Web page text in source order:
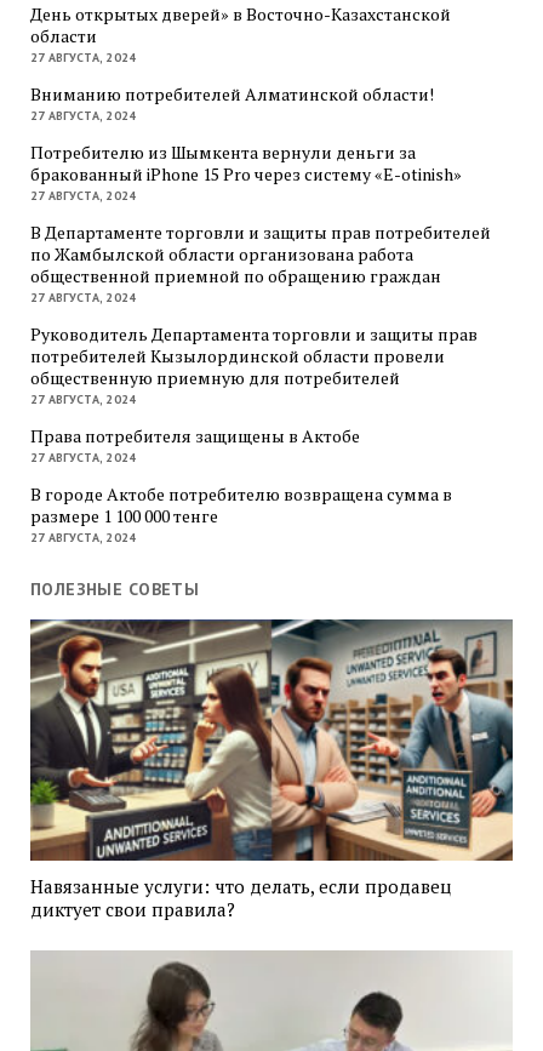
День открытых дверей» в Восточно-Казахстанской
области
27 АВГУСТА, 2024
Вниманию потребителей Алматинской области!
27 АВГУСТА, 2024
Потребителю из Шымкента вернули деньги за
бракованный iPhone 15 Pro через систему «E-otinish»
27 АВГУСТА, 2024
В Департаменте торговли и защиты прав потребителей
по Жамбылской области организована работа
общественной приемной по обращению граждан
27 АВГУСТА, 2024
Руководитель Департамента торговли и защиты прав
потребителей Кызылординской области провели
общественную приемную для потребителей
27 АВГУСТА, 2024
Права потребителя защищены в Актобе
27 АВГУСТА, 2024
В городе Актобе потребителю возвращена сумма в
размере 1 100 000 тенге
27 АВГУСТА, 2024
ПОЛЕЗНЫЕ СОВЕТЫ
Навязанные услуги: что делать, если продавец
диктует свои правила?